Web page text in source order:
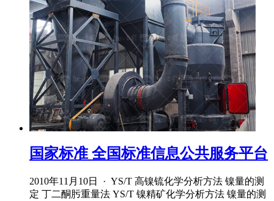
国家标准 全国标准信息公共服务平台
2010年11月10日 · YS/T 高镍锍化学分析方法 镍量的测
定 丁二酮肟重量法 YS/T 镍精矿化学分析方法 镍量的测